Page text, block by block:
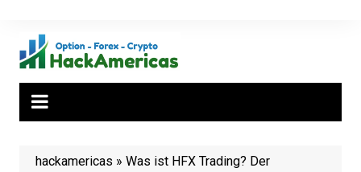
springen
hackamericas » Was ist HFX Trading? Der